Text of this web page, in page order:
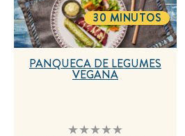
Nenhuma
PANQUECA DE LEGUMES
VEGANA
TOTALTIME
30 MINUTOS